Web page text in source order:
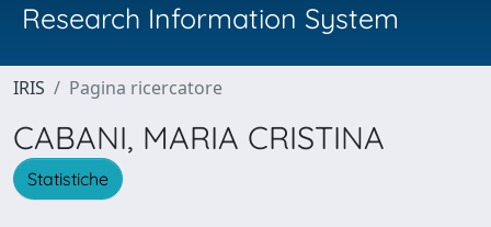
Research Information System
IRIS Pagina ricercatore
CABANI, MARIA CRISTINA
Statistiche